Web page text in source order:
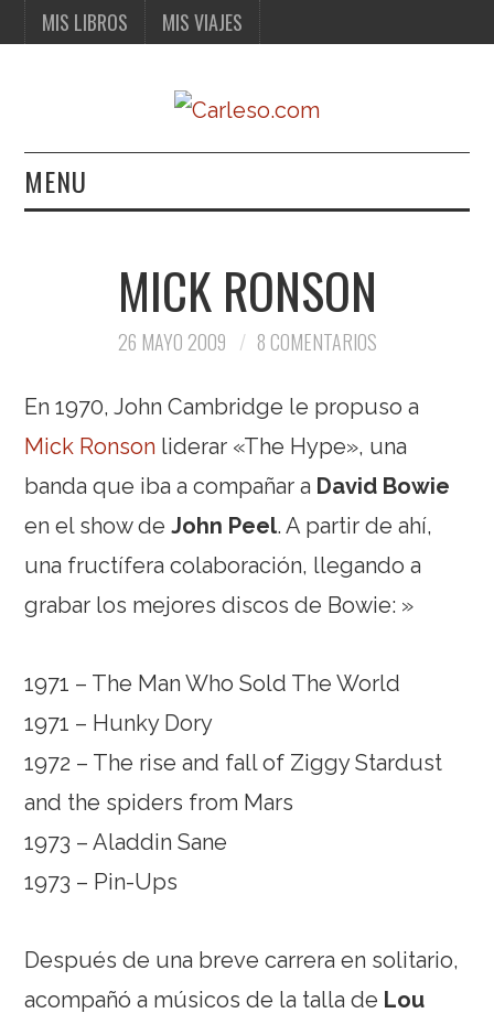
MIS LIBROS MIS VIAJES
MENU
MIS VIAJESMICK RONSON
26 MAYO 2009 8 COMENTARIOS
En 1970, John Cambridge le propuso a
Mick Ronson liderar «The Hype», una
banda que iba a compañar a David Bowie
en el show deJohn Peel. A partir de ahí,
una fructífera colaboración, llegando a
grabar los mejores discos de Bowie: »
1971 – The Man Who Sold The World
1971 – Hunky Dory
1972 – The rise and fall of Ziggy Stardust
and the spiders from Mars
1973 – Aladdin Sane
1973 – Pin-Ups
Después de una breve carrera en solitario,
acompañó a músicos de la talla de Lou